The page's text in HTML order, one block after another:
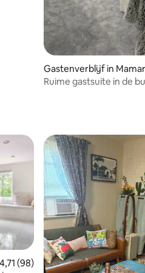
Gastenverblijf in
ck
Ruime gastsuite in de
beoordeling van 4,71
4,71 (98)